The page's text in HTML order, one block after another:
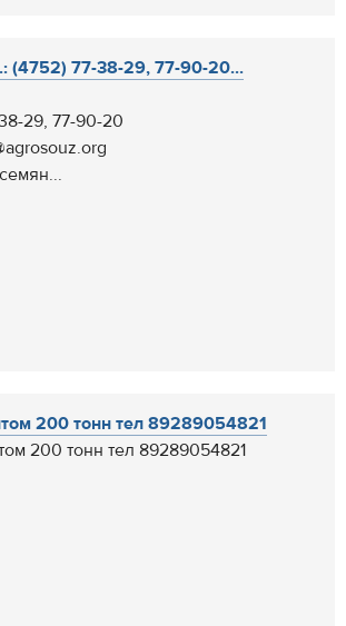
(4752) 77-38-29, 77-90-20...
29, 77-90-20
200 тонн тел 89289054821
200 тонн тел 89289054821